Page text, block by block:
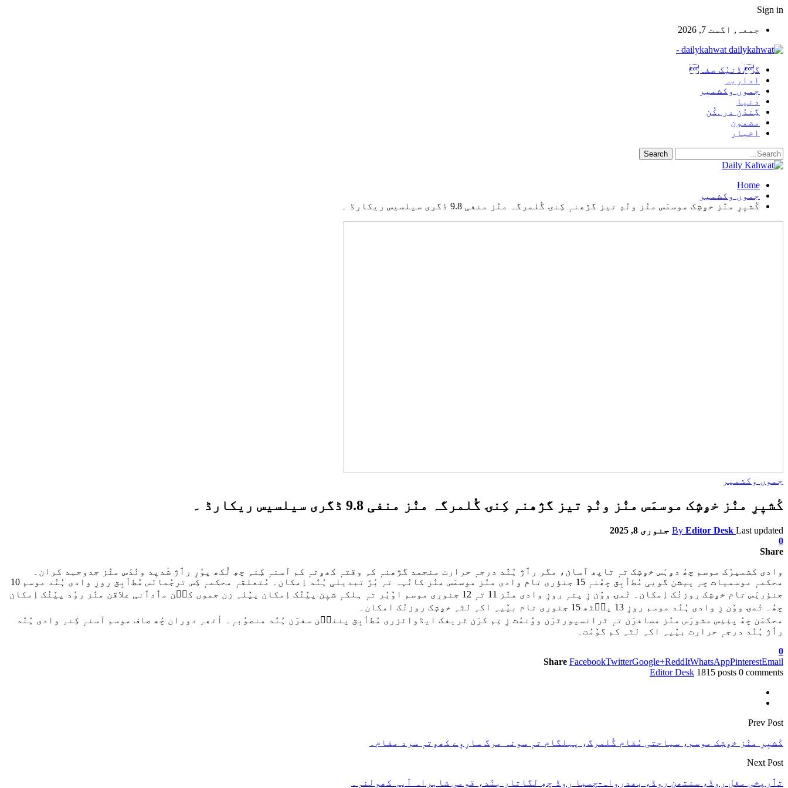
Sign in
جمعہ, اگست 7, 2026
dailykahwat -
گ.ڈنیُک صفہ
اداریہ
جموں وکشمیر
دنیا
گِندُن در .کُن
مضمون
اخبار
Home
جموں وکشمیر
کٔشیٖرِ منٛز خۄشٕک موسمَس منٛز ونٛدٕ تیز گژھنہٕ کِنۍ گُلمرگہ منٛز منفی 9.8 ڈگری سیلسیس ریکارڈ ۔
جموں وکشمیر
کٔشیٖرِ منٛز خۄشٕک موسمَس منٛز ونٛدٕ تیز گژھنہٕ کِنۍ گُلمرگہ منٛز منفی 9.8 ڈگری سیلسیس ریکارڈ ۔
By Editor Desk Last updated
جنوری 8, 2025
0
Share
وادی کشمیرُک موسم چھُ دۄہَس خۄشٕک تہٕ تاپھ آسان، مگر رٲژ ہُنٛد درجہٕ حرارت منجمد گژھنہٕ کہِ وقتہٕ کھۄتہٕ کم آسنہٕ کِنہِ چھِ لُکھ پوٗرٕ رٲژ شٔدیٖد ونٛدَس منٛز جدوجہد کران۔
محکمہٕ موسمیات چہِ پیشن گویی مُطٲبِق چھُنہٕ 15 جنؤری تام وادی منٛز موسمَس منٛز کانٛہہ تہِ بٔڑ تبدیلی ہُنٛد اِمکان۔ مُتعلقہٕ محکمہٕ کِس ترجُمانَس مُطٲبِق روزِ وادی ہُنٛد موسم 10
جنؤریَس تام خۄشٕک روزنُک اِمکان۔ تٔمۍ ووٚن زِ پتہٕ روزِ وادی منٛز 11 تہٕ 12 جنوری موسم اوٚبُر تہٕ ہلکہٕ شیٖن پیٚنُک اِمکان ییٚلہِ زن جموں کٮ۪ن مٲدٲنی علاقن منٛز روٗد پیٚنُک اِمکان
چھُ۔ تٔمۍ ووٚن زِ وادی ہُنٛد موسم روزِ 13 پٮ۪ٹھ 15 جنوری تام بیٚیہِ اکہِ لٹہِ خۄشٕک روزنُک امکان۔
محکمَن چھُ پنِنِس مشورَس منٛز مسافرَن تہٕ ٹرانسپورٹرَن ووٚنمُت زِ تِم کرَن ٹریفک ایڈوائزری مُطٲبِق پننٮ۪ن سفرَن ہُنٛد منصوٗبہٕ۔ أتھہِ دوران چُھ صاف موسم آسنہٕ کِنہِ وادی ہُنٛد
رٲژ ہُنٛد درجہٕ حرارت بیٚیہِ اکہِ لٹہِ کم گوٚمُت۔
0
Share FacebookTwitterGoogle+ReddItWhatsAppPinterestEmail
Editor Desk 1815 posts 0 comments
Prev Post
کٔشیٖرِ منٛز خۄشٕک موسم، سیاحتی مُقام گُلمرگ، پہلگام تہٕ سونہ مرگ سارِوٕے کھۄتہٕ سرد مقام۔
Next Post
تٲریٖخی مغل روڈ، سنتھن روڈ، بھدرواہ-چمبا روڈ چھِ لگاتار بنٛد، قومی شاہراہ آیہِ کھولنہٕ۔